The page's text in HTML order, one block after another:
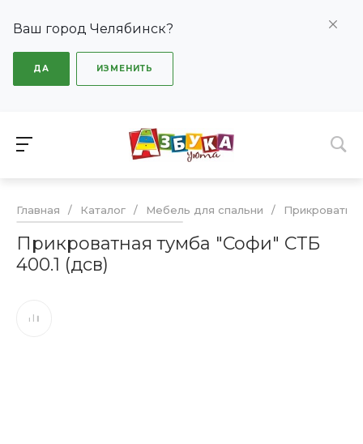
Ваш город Челябинск?
ДА ИЗМЕНИТЬ
Главная / Каталог / Мебель для спальни /
Прикроватная тумба "Софи" СТБ
400.1 (дсв)